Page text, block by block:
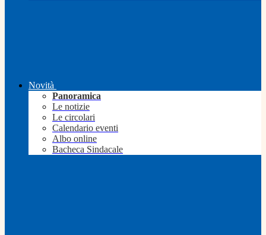
Novità
Panoramica
Le notizie
Le circolari
Calendario eventi
Albo online
Bacheca Sindacale